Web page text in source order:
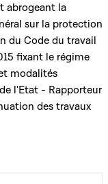
abrogeant la
sur la protection
du Code du travail
fixant le régime
modalités
l'Etat - Rapporteur
des travaux